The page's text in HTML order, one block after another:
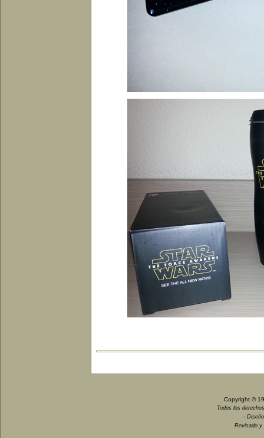
Copyright ©
Todos los
-
Revisado y